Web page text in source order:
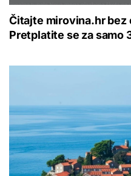
Čitajte mirovina.hr bez
Pretplatite se za samo